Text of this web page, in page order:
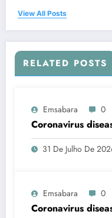
View All Posts
RELATED POSTS
Emsabara 0
Coronavirus
31 De Julho De
Emsabara 0
Coronavirus